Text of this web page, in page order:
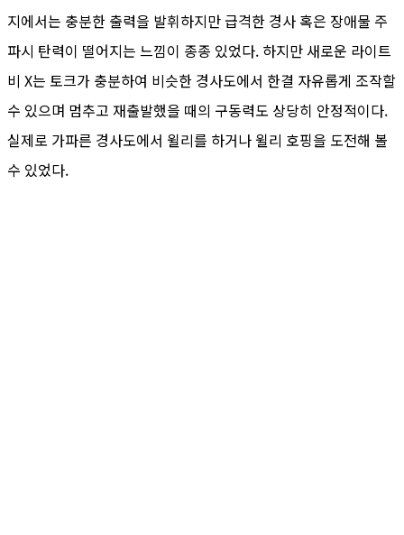
지에서는 충분한 출력을 발휘하지만 급격한 경사 혹은 장애물 주
파시 탄력이 떨어지는 느낌이 종종 있었다. 하지만 새로운 라이트
비 X는 토크가 충분하여 비슷한 경사도에서 한결 자유롭게 조작할
수 있으며 멈추고 재출발했을 때의 구동력도 상당히 안정적이다.
실제로 가파른 경사도에서 윌리를 하거나 윌리 호핑을 도전해 볼
수 있었다.